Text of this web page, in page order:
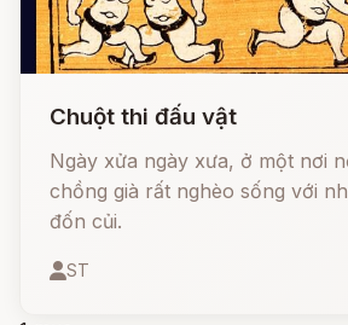
Chuột thi đấu vật
Ngày xửa ngày xưa, ở một nơi
chồng già rất nghèo sống với
đốn củi.
ST